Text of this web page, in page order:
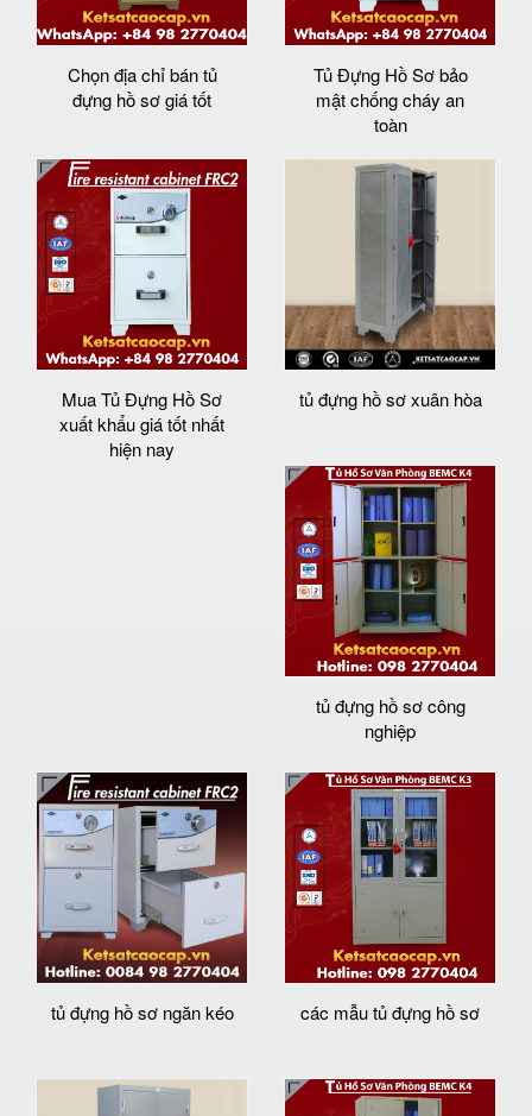
Chọn địa chỉ bán tủ
đựng hồ sơ giá tốt
Tủ Đựng Hồ Sơ bảo
mật chống cháy an
toàn
Mua Tủ Đựng Hồ Sơ
xuất khẩu giá tốt nhất
hiện nay
tủ đựng hồ sơ xuân hòa
tủ đựng hồ sơ công
nghiệp
tủ đựng hồ sơ ngăn kéo các mẫu tủ đựng hồ sơ